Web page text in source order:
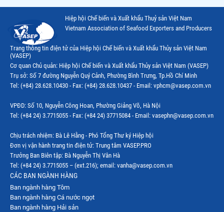
Hiệp hội Chế biến và Xuất khẩu Thuỷ sản Việt Nam
Vietnam Association of Seafood Exporters and Producers
Trang thông tin điện tử của Hiệp hội Chế biến và Xuất khẩu Thủy sản Việt Nam
(VASEP)
Cơ quan Chủ quản: Hiệp hội Chế biến và Xuất khẩu Thủy sản Việt Nam (VASEP)
Trụ sở: Số 7 đường Nguyễn Quý Cảnh, Phường Bình Trưng, Tp.Hồ Chí Minh
Tel: (+84) 28.628.10430 - Fax: (+84) 28.628.10437 - Email: vphcm@vasep.com.vn
VPĐD: Số 10, Nguyễn Công Hoan, Phường Giảng Võ, Hà Nội
Tel: (+84 24) 3.7715055 - Fax: (+84 24) 37715084 - Email: vasephn@vasep.com.vn
Chịu trách nhiệm: Bà Lê Hằng - Phó Tổng Thư ký Hiệp hội
Đơn vị vận hành trang tin điện tử: Trung tâm VASEP.PRO
Trưởng Ban Biên tập: Bà Nguyễn Thị Vân Hà
Tel: (+84 24) 3.7715055 – (ext.216); email: vanha@vasep.com.vn
CÁC BAN NGÀNH HÀNG
Ban ngành hàng Tôm
Ban ngành hàng Cá nước ngọt
Ban ngành hàng Hải sản